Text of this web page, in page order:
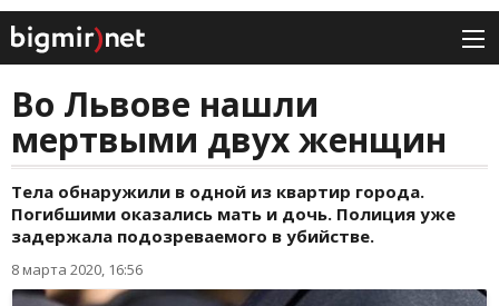
Во Львове нашли
мертвыми двух женщин
Тела обнаружили в одной из квартир города.
Погибшими оказались мать и дочь. Полиция уже
задержала подозреваемого в убийстве.
8 марта 2020, 16:56